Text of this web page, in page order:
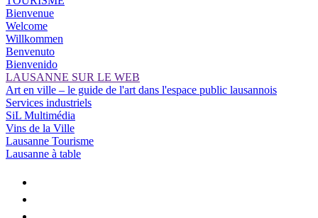
Bienvenue
Welcome
Willkommen
Benvenuto
Bienvenido
LAUSANNE SUR LE WEB
Art en ville – le guide de l'art dans l'espace public lausannois
Services industriels
SiL Multimédia
Vins de la Ville
Lausanne Tourisme
Lausanne à table